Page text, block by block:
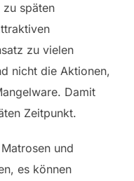
späten
zu vielen
nicht die Aktionen,
Damit
Zeitpunkt.
und
es können